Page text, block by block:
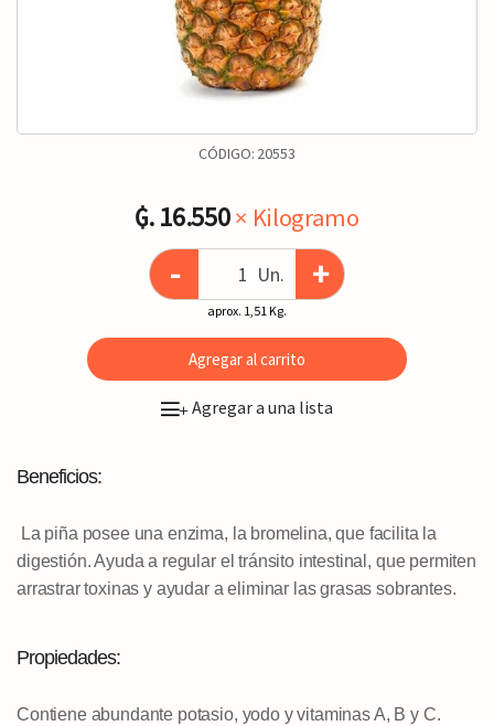
CÓDIGO: 20553
₲. 16.550× Kilogramo
- Un. +
aprox. 1,51 Kg.
Agregar al carrito
+Agregar a una lista
Beneficios:
La piña posee una enzima, la bromelina, que facilita la
digestión. Ayuda a regular el tránsito intestinal, que permiten
arrastrar toxinas y ayudar a eliminar las grasas sobrantes.
Propiedades:
Contiene abundante potasio, yodo y vitaminas A, B y C.